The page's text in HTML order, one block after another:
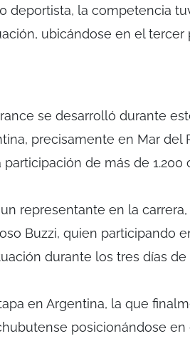
deportista, la competencia
ubicándose en el tercer
se desarrolló durante
precisamente en Mar del
de más de 1.200
representante en la
Buzzi, quien participando
durante los tres días de
en Argentina, la que
posicionándose en